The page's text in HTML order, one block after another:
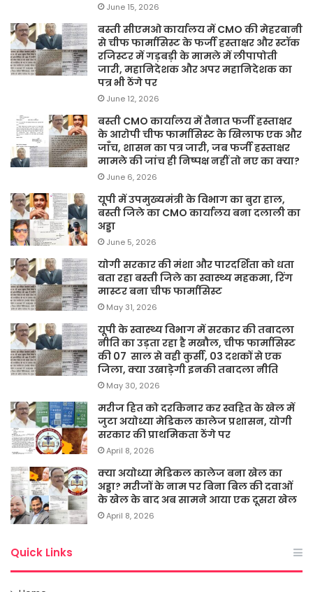
June 15, 2026
बस्ती सीएमओ कार्यालय में CMO की मेहरबानी
से चीफ फार्मासिस्ट के फर्जी हस्ताक्षर और स्टॉक
रजिस्टर में गड़बड़ी के मामले में लीपापोती
जारी, महानिदेशक और अपर महानिदेशक का
पत्र भी ठेंगे पर
June 12, 2026
बस्ती CMO कार्यालय में तैनात फर्जी हस्ताक्षर
के आरोपी चीफ फार्मासिस्ट के खिलाफ एक और
जाँच, शासन का पत्र जारी, जब फर्जी हस्ताक्षर
मामले की जांच ही निष्पक्ष नहीं तो नए का क्या?
June 6, 2026
यूपी में उपमुख्यमंत्री के विभाग का बुरा हाल,
बस्ती जिले का CMO कार्यालय बना दलाली का
अड्डा
June 5, 2026
योगी सरकार की मंशा और पारदर्शिता को धता
बता रहा बस्ती जिले का स्वास्थ्य महकमा, रिंग
मास्टर बना चीफ फार्मासिस्ट
May 31, 2026
यूपी के स्वास्थ्य विभाग में सरकार की तबादला
नीति का उड़ता रहा है मखौल, चीफ फार्मासिस्ट
की 07 साल से वही कुर्सी, 03 दशकों से एक
जिला, क्या उखाड़ेगी इनकी तबादला नीति
May 30, 2026
मरीज हित को दरकिनार कर स्वहित के खेल में
जुटा अयोध्या मेडिकल कालेज प्रशासन, योगी
सरकार की प्राथमिकता ठेंगे पर
April 8, 2026
क्या अयोध्या मेडिकल कालेज बना खेल का
अड्डा? मरीजों के नाम पर बिना बिल की दवाओं
के खेल के बाद अब सामने आया एक दूसरा खेल
April 8, 2026
Quick Links